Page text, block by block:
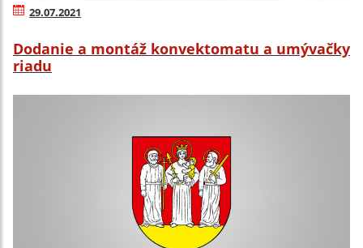
29.07.2021
Dodanie a montáž konvektomatu a umývačky
riadu